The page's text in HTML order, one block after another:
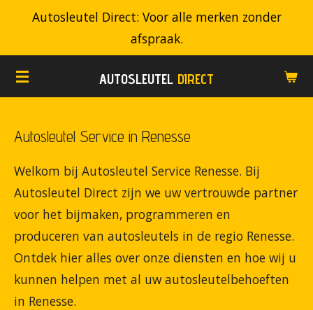
de
AUTOSLEUTEL DIRECT
Autosleutel Direct: Voor alle merken zonder
afspraak.
Autosleutel Service in Renesse
Welkom bij Autosleutel Service Renesse. Bij
Autosleutel Direct zijn we uw vertrouwde partner
voor het bijmaken, programmeren en
produceren van autosleutels in de regio Renesse.
Ontdek hier alles over onze diensten en hoe wij u
kunnen helpen met al uw autosleutelbehoeften
in Renesse.